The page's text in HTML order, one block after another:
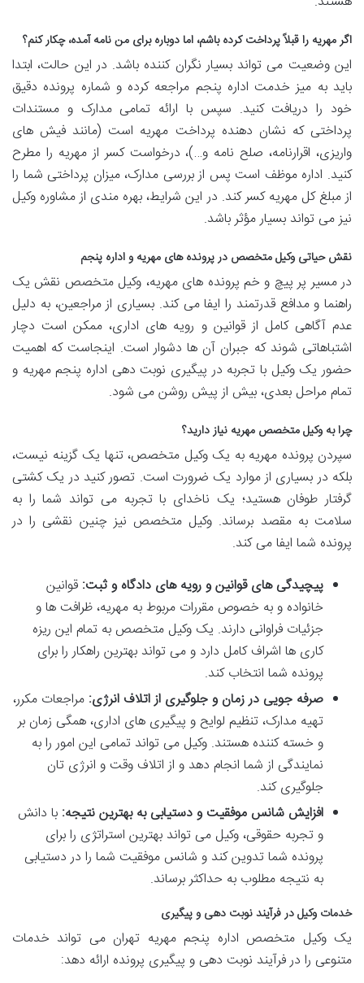
اگر مهریه را قبلاً پرداخت کرده باشم، اما دوباره برای من نامه آمده، چکار کنم؟
این وضعیت می تواند بسیار نگران کننده باشد. در این حالت، ابتدا
باید به میز خدمت اداره پنجم مراجعه کرده و شماره پرونده دقیق
خود را دریافت کنید. سپس با ارائه تمامی مدارک و مستندات
پرداختی که نشان دهنده پرداخت مهریه است (مانند فیش های
واریزی، اقرارنامه، صلح نامه و…)، درخواست کسر از مهریه را مطرح
کنید. اداره موظف است پس از بررسی مدارک، میزان پرداختی شما را
از مبلغ کل مهریه کسر کند. در این شرایط، بهره مندی از مشاوره وکیل
نیز می تواند بسیار مؤثر باشد.
نقش حیاتی وکیل متخصص در پرونده های مهریه و اداره پنجم
در مسیر پر پیچ و خم پرونده های مهریه، وکیل متخصص نقش یک
راهنما و مدافع قدرتمند را ایفا می کند. بسیاری از مراجعین، به دلیل
عدم آگاهی کامل از قوانین و رویه های اداری، ممکن است دچار
اشتباهاتی شوند که جبران آن ها دشوار است. اینجاست که اهمیت
حضور یک وکیل با تجربه در پیگیری نوبت دهی اداره پنجم مهریه و
تمام مراحل بعدی، بیش از پیش روشن می شود.
چرا به وکیل متخصص مهریه نیاز دارید؟
سپردن پرونده مهریه به یک وکیل متخصص، تنها یک گزینه نیست،
بلکه در بسیاری از موارد یک ضرورت است. تصور کنید در یک کشتی
گرفتار طوفان هستید؛ یک ناخدای با تجربه می تواند شما را به
سلامت به مقصد برساند. وکیل متخصص نیز چنین نقشی را در
پرونده شما ایفا می کند.
پیچیدگی های قوانین و رویه های دادگاه و ثبت: قوانین
خانواده و به خصوص مقررات مربوط به مهریه، ظرافت ها و
جزئیات فراوانی دارند. یک وکیل متخصص به تمام این ریزه
کاری ها اشراف کامل دارد و می تواند بهترین راهکار را برای
پرونده شما انتخاب کند.
صرفه جویی در زمان و جلوگیری از اتلاف انرژی: مراجعات مکرر،
تهیه مدارک، تنظیم لوایح و پیگیری های اداری، همگی زمان بر
و خسته کننده هستند. وکیل می تواند تمامی این امور را به
نمایندگی از شما انجام دهد و از اتلاف وقت و انرژی تان
جلوگیری کند.
افزایش شانس موفقیت و دستیابی به بهترین نتیجه: با دانش
و تجربه حقوقی، وکیل می تواند بهترین استراتژی را برای
پرونده شما تدوین کند و شانس موفقیت شما را در دستیابی
به نتیجه مطلوب به حداکثر برساند.
خدمات وکیل در فرآیند نوبت دهی و پیگیری
یک وکیل متخصص اداره پنجم مهریه تهران می تواند خدمات
متنوعی را در فرآیند نوبت دهی و پیگیری پرونده ارائه دهد: